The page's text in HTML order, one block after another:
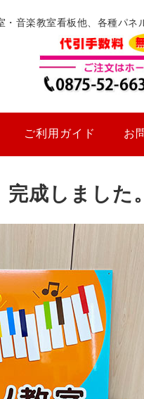
・音楽教室看板他、各種パ
ご利用ガイド お
完成しました